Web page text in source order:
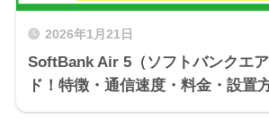
2026年1月21日
SoftBank Air 5（ソフトバンクエ
ド！特徴・通信速度・料金・設置